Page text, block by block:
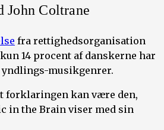
John Coltrane
fra rettighedsorganisation
14 procent af danskerne har
yndlings-musikgenrer.
forklaringen kan være den,
in the Brain viser med sin